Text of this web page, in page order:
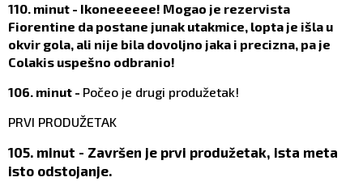
110. minut - Ikoneeeeee! Mogao je rezervista
Fiorentine da postane junak utakmice, lopta je išla u
okvir gola, ali nije bila dovoljno jaka i precizna, pa je
Colakis uspešno odbranio!
106. minut - Počeo je drugi produžetak!
PRVI PRODUŽETAK
105. minut - Završen je prvi produžetak, ista meta
isto odstojanje.